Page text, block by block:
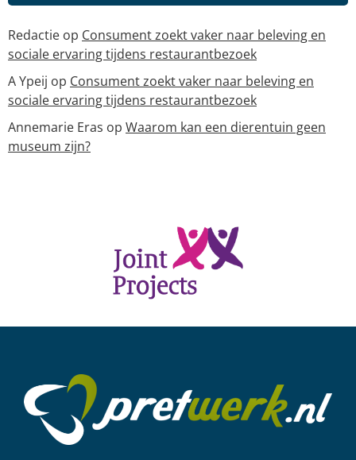
Redactie op Consument zoekt vaker naar beleving en
sociale ervaring tijdens restaurantbezoek
A Ypeij op Consument zoekt vaker naar beleving en
sociale ervaring tijdens restaurantbezoek
Annemarie Eras op Waarom kan een dierentuin geen
museum zijn?